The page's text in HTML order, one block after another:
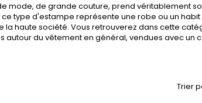
mode, de grande couture, prend véritablement
ce type d'estampe représente une robe ou un
la haute société. Vous retrouverez dans cette
autour du vêtement en général, vendues avec un
Trier